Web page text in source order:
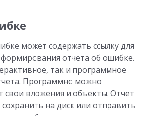
может содержать ссылку для
отчета об ошибке.
так и программное
Программно можно
свои вложения и объекты. Отчет
на диск или отправить